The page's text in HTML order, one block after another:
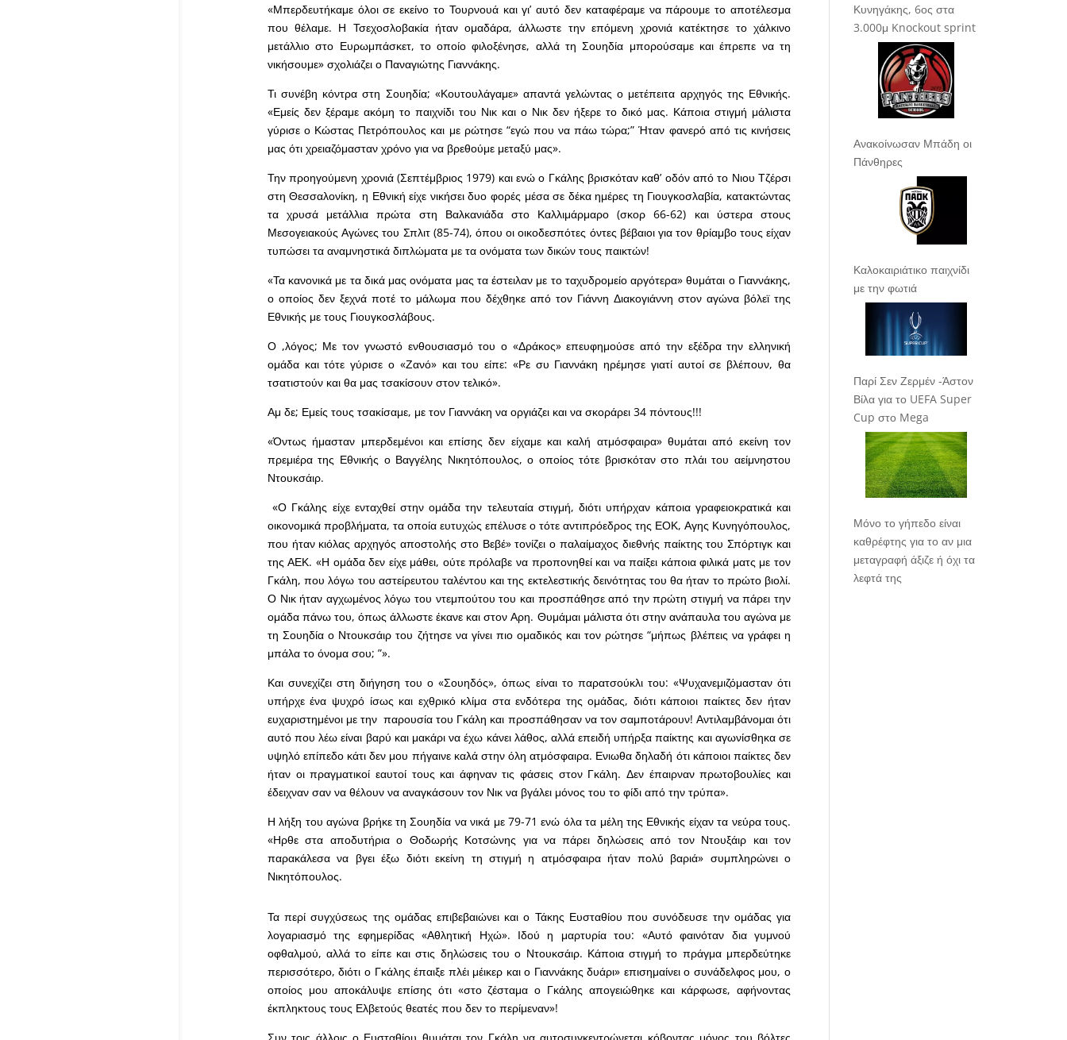
«Μπερδευτήκαμε όλοι σε εκείνο το Τουρνουά και γι’ αυτό δεν καταφέραμε να πάρουμε το αποτέλεσμα
που θέλαμε. Η Τσεχοσλοβακία ήταν ομαδάρα, άλλωστε την επόμενη χρονιά κατέκτησε το χάλκινο
μετάλλιο στο Ευρωμπάσκετ, το οποίο φιλοξένησε, αλλά τη Σουηδία μπορούσαμε και έπρεπε να τη
νικήσουμε» σχολιάζει ο Παναγιώτης Γιαννάκης.
Τι συνέβη κόντρα στη Σουηδία; «Κουτουλάγαμε» απαντά γελώντας ο μετέπειτα αρχηγός της Εθνικής.
«Εμείς δεν ξέραμε ακόμη το παιχνίδι του Νικ και ο Νικ δεν ήξερε το δικό μας. Κάποια στιγμή μάλιστα
γύρισε ο Κώστας Πετρόπουλος και με ρώτησε “εγώ που να πάω τώρα;” Ήταν φανερό από τις κινήσεις
μας ότι χρειαζόμασταν χρόνο για να βρεθούμε μεταξύ μας».
Την προηγούμενη χρονιά (Σεπτέμβριος 1979) και ενώ ο Γκάλης βρισκόταν καθ’ οδόν από το Νιου Τζέρσι
στη Θεσσαλονίκη, η Εθνική είχε νικήσει δυο φορές μέσα σε δέκα ημέρες τη Γιουγκοσλαβία, κατακτώντας
τα χρυσά μετάλλια πρώτα στη Βαλκανιάδα στο Καλλιμάρμαρο (σκορ 66-62) και ύστερα στους
Μεσογειακούς Αγώνες του Σπλιτ (85-74), όπου οι οικοδεσπότες όντες βέβαιοι για τον θρίαμβο τους είχαν
τυπώσει τα αναμνηστικά διπλώματα με τα ονόματα των δικών τους παικτών!
«Τα κανονικά με τα δικά μας ονόματα μας τα έστειλαν με το ταχυδρομείο αργότερα» θυμάται ο Γιαννάκης,
ο οποίος δεν ξεχνά ποτέ το μάλωμα που δέχθηκε από τον Γιάννη Διακογιάννη στον αγώνα βόλεϊ της
Εθνικής με τους Γιουγκοσλάβους.
Ο ,λόγος; Με τον γνωστό ενθουσιασμό του ο «Δράκος» επευφημούσε από την εξέδρα την ελληνική
ομάδα και τότε γύρισε ο «Ζανό» και του είπε: «Ρε συ Γιαννάκη ηρέμησε γιατί αυτοί σε βλέπουν, θα
τσατιστούν και θα μας τσακίσουν στον τελικό».
Αμ δε; Εμείς τους τσακίσαμε, με τον Γιαννάκη να οργιάζει και να σκοράρει 34 πόντους!!!
«Όντως ήμασταν μπερδεμένοι και επίσης δεν είχαμε και καλή ατμόσφαιρα» θυμάται από εκείνη τον
πρεμιέρα της Εθνικής ο Βαγγέλης Νικητόπουλος, ο οποίος τότε βρισκόταν στο πλάι του αείμνηστου
Ντουκσάιρ.
«Ο Γκάλης είχε ενταχθεί στην ομάδα την τελευταία στιγμή, διότι υπήρχαν κάποια γραφειοκρατικά και
οικονομικά προβλήματα, τα οποία ευτυχώς επέλυσε ο τότε αντιπρόεδρος της ΕΟΚ, Αγης Κυνηγόπουλος,
που ήταν κιόλας αρχηγός αποστολής στο Βεβέ» τονίζει ο παλαίμαχος διεθνής παίκτης του Σπόρτιγκ και
της ΑΕΚ. «Η ομάδα δεν είχε μάθει, ούτε πρόλαβε να προπονηθεί και να παίξει κάποια φιλικά ματς με τον
Γκάλη, που λόγω του αστείρευτου ταλέντου και της εκτελεστικής δεινότητας του θα ήταν το πρώτο βιολί.
Ο Νικ ήταν αγχωμένος λόγω του ντεμπούτου του και προσπάθησε από την πρώτη στιγμή να πάρει την
ομάδα πάνω του, όπως άλλωστε έκανε και στον Αρη. Θυμάμαι μάλιστα ότι στην ανάπαυλα του αγώνα με
τη Σουηδία ο Ντουκσάιρ του ζήτησε να γίνει πιο ομαδικός και τον ρώτησε “μήπως βλέπεις να γράφει η
μπάλα το όνομα σου; ”».
Και συνεχίζει στη διήγηση του ο «Σουηδός», όπως είναι το παρατσούκλι του: «Ψυχανεμιζόμασταν ότι
υπήρχε ένα ψυχρό ίσως και εχθρικό κλίμα στα ενδότερα της ομάδας, διότι κάποιοι παίκτες δεν ήταν
ευχαριστημένοι με την παρουσία του Γκάλη και προσπάθησαν να τον σαμποτάρουν! Αντιλαμβάνομαι ότι
αυτό που λέω είναι βαρύ και μακάρι να έχω κάνει λάθος, αλλά επειδή υπήρξα παίκτης και αγωνίσθηκα σε
υψηλό επίπεδο κάτι δεν μου πήγαινε καλά στην όλη ατμόσφαιρα. Ενιωθα δηλαδή ότι κάποιοι παίκτες δεν
ήταν οι πραγματικοί εαυτοί τους και άφηναν τις φάσεις στον Γκάλη. Δεν έπαιρναν πρωτοβουλίες και
έδειχναν σαν να θέλουν να αναγκάσουν τον Νικ να βγάλει μόνος του το φίδι από την τρύπα».
Η λήξη του αγώνα βρήκε τη Σουηδία να νικά με 79-71 ενώ όλα τα μέλη της Εθνικής είχαν τα νεύρα τους.
«Ηρθε στα αποδυτήρια ο Θοδωρής Κοτσώνης για να πάρει δηλώσεις από τον Ντουξάιρ και τον
παρακάλεσα να βγει έξω διότι εκείνη τη στιγμή η ατμόσφαιρα ήταν πολύ βαριά» συμπληρώνει ο
Νικητόπουλος.
Τα περί συγχύσεως της ομάδας επιβεβαιώνει και ο Τάκης Ευσταθίου που συνόδευσε την ομάδας για
λογαριασμό της εφημερίδας «Αθλητική Ηχώ». Ιδού η μαρτυρία του: «Αυτό φαινόταν δια γυμνού
οφθαλμού, αλλά το είπε και στις δηλώσεις του ο Ντουκσάιρ. Κάποια στιγμή το πράγμα μπερδεύτηκε
περισσότερο, διότι ο Γκάλης έπαιξε πλέι μέικερ και ο Γιαννάκης δυάρι» επισημαίνει ο συνάδελφος μου, ο
οποίος μου αποκάλυψε επίσης ότι «στο ζέσταμα ο Γκάλης απογειώθηκε και κάρφωσε, αφήνοντας
έκπληκτους τους Ελβετούς θεατές που δεν το περίμεναν»!
Κυνηγάκης, 6ος στα
3.000μ Knockout sprint
Ανακοίνωσαν Μπάδη οι
Πάνθηρες
Καλοκαιριάτικο παιχνίδι
με την φωτιά
Παρί Σεν Ζερμέν -Άστον
Βίλα για το UEFA Super
Cup στο Mega
Μόνο το γήπεδο είναι
καθρέφτης για το αν μια
μεταγραφή άξιζε ή όχι τα
λεφτά της